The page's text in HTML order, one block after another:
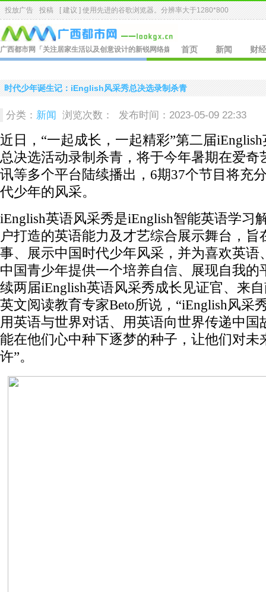
投放广告 投稿 [ 建议 ] 使用先进的谷歌浏览器。分辨率大于1280*800
广西都市网 「关注居家生活以及创意设计的新锐网络媒体.」首页 新闻 财经
时代少年诞生记：iEnglish风采秀总决选录制杀青
分类： 新闻 浏览次数： 发布时间：2023-05-09 22:33
近日，“一起成长，一起精彩”第二届
总决选活动录制杀青，将于今年暑期在爱奇
讯等多个平台陆续播出，6期37个节目将充
代少年的风采。
iEnglish英语风采秀是iEnglish智能英语学习
户打造的英语能力及才艺综合展示舞台，旨
事、展示中国时代少年风采，并为喜欢英语
中国青少年提供一个培养自信、展现自我的
续两届iEnglish英语风采秀成长见证官、来
英文阅读教育专家Beto所说，“iEnglish风采
用英语与世界对话、用英语向世界传递中国
能在他们心中种下逐梦的种子，让他们对未
许”。